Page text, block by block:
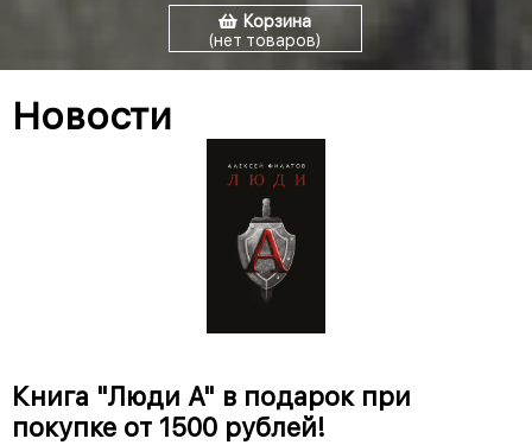
Корзина
(нет товаров)
Новости
Книга "Люди А" в подарок при
покупке от 1500 рублей!